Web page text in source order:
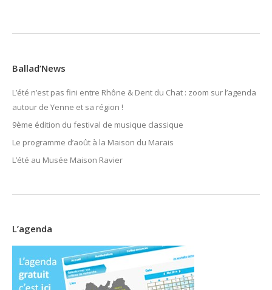
Ballad’News
L’été n’est pas fini entre Rhône & Dent du Chat : zoom sur l’agenda
autour de Yenne et sa région !
9ème édition du festival de musique classique
Le programme d’août à la Maison du Marais
L’été au Musée Maison Ravier
L’agenda